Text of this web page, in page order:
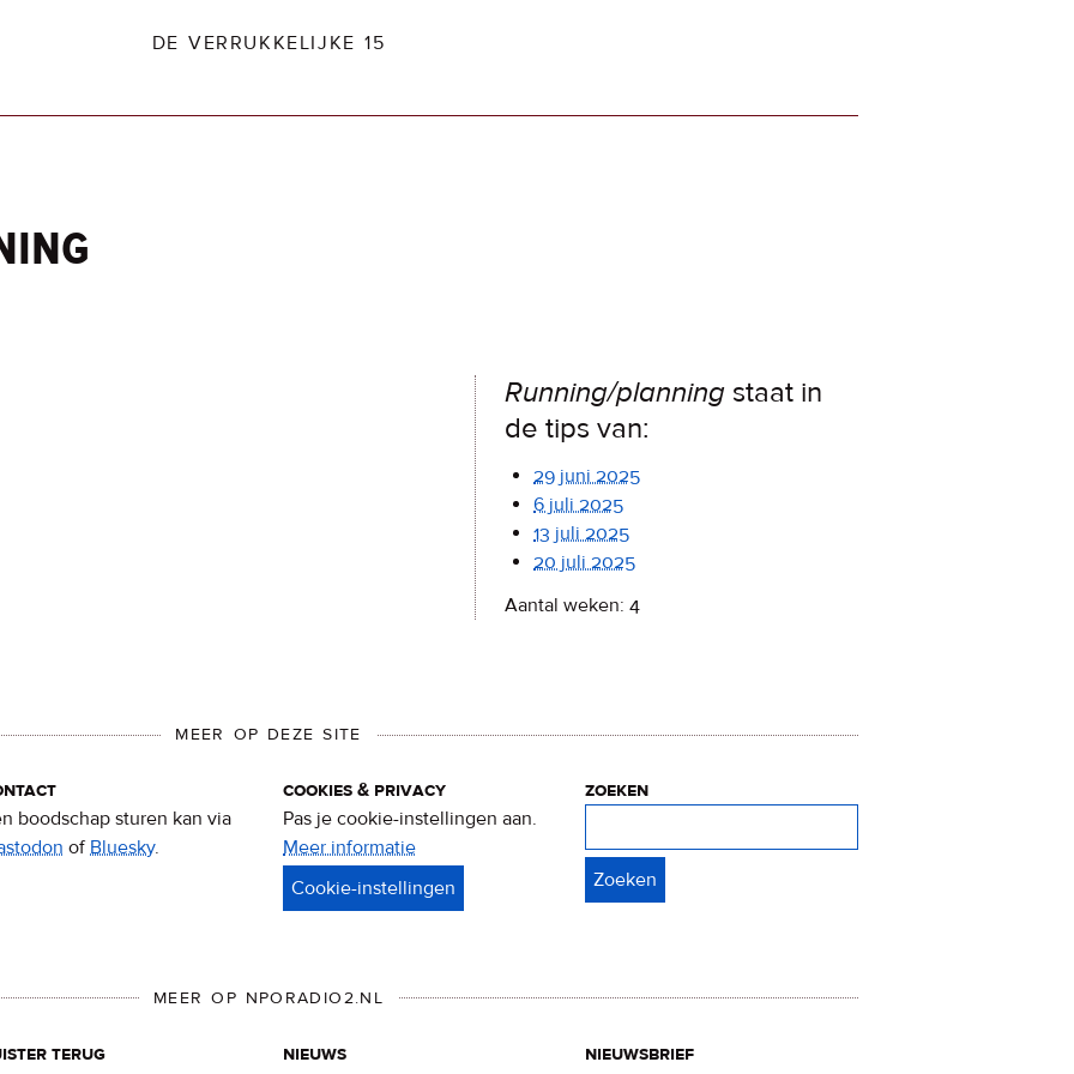
DE VERRUKKELIJKE 15
Running/planning staat in
de tips van:
29 juni 2025
6 juli 2025
13 juli 2025
20 juli 2025
Aantal weken: 4
MEER OP DEZE SITE
boodschap sturen kan via
ofBluesky.
cookies & privacy
Pas je cookie-instellingen aan.
Meer informatie
&
zoeken
MEER OP NPORADIO2.NL
terug
nieuws
nieuwsbrief